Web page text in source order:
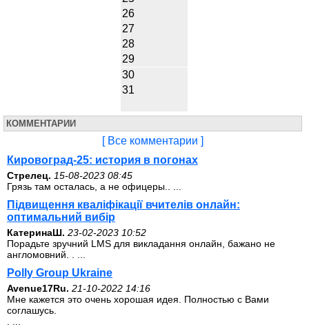
26
27
28
29
30
31
КОММЕНТАРИИ
[ Все комментарии ]
Кировоград-25: история в погонах
Стрелец. 15-08-2023 08:45
Грязь там осталась, а не офицеры.. ...
Підвищення кваліфікації вчителів онлайн:
оптимальний вибір
КатеринаШ. 23-02-2023 10:52
Порадьте зручний LMS для викладання онлайн, бажано не
англомовний. . ...
Polly Group Ukraine
Avenue17Ru. 21-10-2022 14:16
Мне кажется это очень хорошая идея. Полностью с Вами
соглашусь.